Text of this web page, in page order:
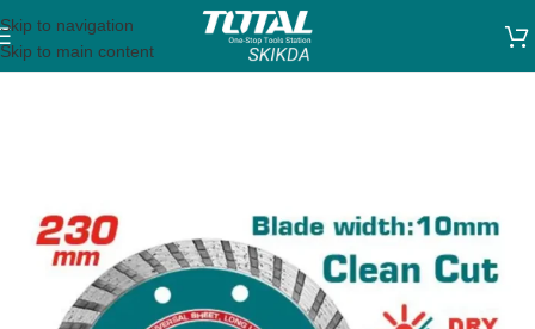
Skip to navigation
Skip to main content